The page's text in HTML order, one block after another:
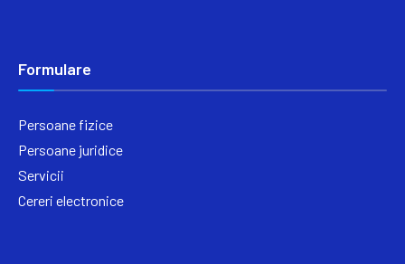
Formulare
Persoane fizice
Persoane juridice
Servicii
Cereri electronice